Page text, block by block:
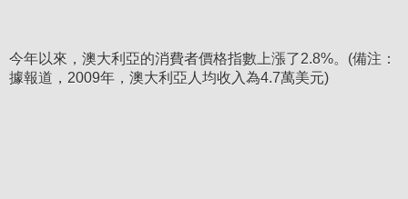
今年以來，澳大利亞的消費者價格指數上漲了2.8%。(備注：
據報道，2009年，澳大利亞人均收入為4.7萬美元)